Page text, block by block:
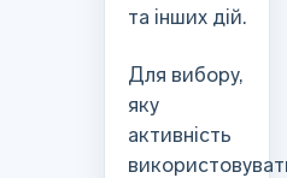
та інших дій.
Для вибору,
яку
активність